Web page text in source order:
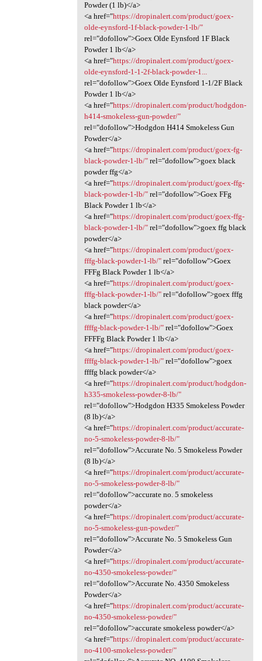
Powder (1 lb)</a>
<a href="https://dropinalert.com/product/goex-
olde-eynsford-1f-black-powder-1-lb/"
rel="dofollow">Goex Olde Eynsford 1F Black
Powder 1 lb</a>
<a href="https://dropinalert.com/product/goex-
olde-eynsford-1-1-2f-black-powder-1...
rel="dofollow">Goex Olde Eynsford 1-1/2F Black
Powder 1 lb</a>
<a href="https://dropinalert.com/product/hodgdon-
h414-smokeless-gun-powder/"
rel="dofollow">Hodgdon H414 Smokeless Gun
Powder</a>
<a href="https://dropinalert.com/product/goex-fg-
black-powder-1-lb/"rel="dofollow">goex black
powder ffg</a>
<a href="https://dropinalert.com/product/goex-ffg-
black-powder-1-lb/"rel="dofollow">Goex FFg
Black Powder 1 lb</a>
<a href="https://dropinalert.com/product/goex-ffg-
black-powder-1-lb/"rel="dofollow">goex ffg black
powder</a>
<a href="https://dropinalert.com/product/goex-
fffg-black-powder-1-lb/"rel="dofollow">Goex
FFFg Black Powder 1 lb</a>
<a href="https://dropinalert.com/product/goex-
fffg-black-powder-1-lb/"rel="dofollow">goex fffg
black powder</a>
<a href="https://dropinalert.com/product/goex-
ffffg-black-powder-1-lb/"rel="dofollow">Goex
FFFFg Black Powder 1 lb</a>
<a href="https://dropinalert.com/product/goex-
ffffg-black-powder-1-lb/"rel="dofollow">goex
ffffg black powder</a>
<a href="https://dropinalert.com/product/hodgdon-
h335-smokeless-powder-8-lb/"
rel="dofollow">Hodgdon H335 Smokeless Powder
(8 lb)</a>
<a href="https://dropinalert.com/product/accurate-
no-5-smokeless-powder-8-lb/"
rel="dofollow">Accurate No. 5 Smokeless Powder
(8 lb)</a>
<a href="https://dropinalert.com/product/accurate-
no-5-smokeless-powder-8-lb/"
rel="dofollow">accurate no. 5 smokeless
powder</a>
<a href="https://dropinalert.com/product/accurate-
no-5-smokeless-gun-powder/"
rel="dofollow">Accurate No. 5 Smokeless Gun
Powder</a>
<a href="https://dropinalert.com/product/accurate-
no-4350-smokeless-powder/"
rel="dofollow">Accurate No. 4350 Smokeless
Powder</a>
<a href="https://dropinalert.com/product/accurate-
no-4350-smokeless-powder/"
rel="dofollow">accurate smokeless powder</a>
<a href="https://dropinalert.com/product/accurate-
no-4100-smokeless-powder/"